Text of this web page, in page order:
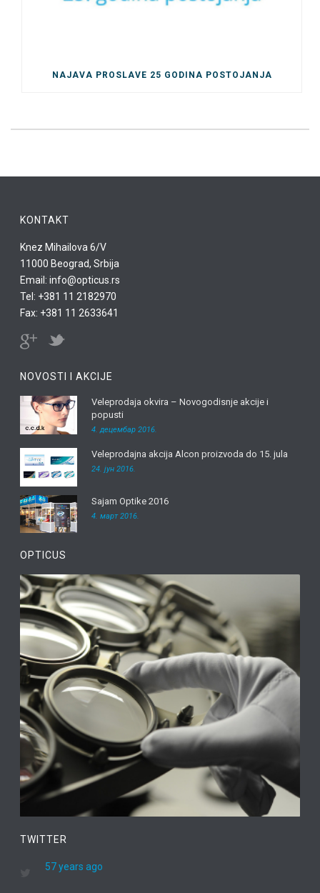
NAJAVA PROSLAVE 25 GODINA POSTOJANJA
KONTAKT
Knez Mihailova 6/V
11000 Beograd, Srbija
Email: info@opticus.rs
Tel: +381 11 2182970
Fax: +381 11 2633641
NOVOSTI I AKCIJE
Veleprodaja okvira – Novogodisnje akcije i
popusti
4. децембар 2016.
Veleprodajna akcija Alcon proizvoda do 15. jula
24. јун 2016.
Sajam Optike 2016
4. март 2016.
OPTICUS
TWITTER
57 years ago